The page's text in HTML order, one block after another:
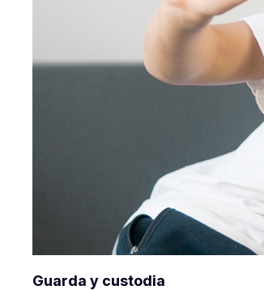
Guarda y custodia